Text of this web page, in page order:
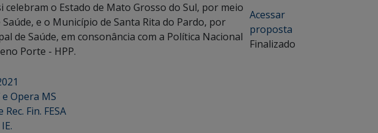
celebram o Estado de Mato Grosso do Sul, por meio
e o Município de Santa Rita do Pardo, por
de Saúde, em consonância com a Política Nacional
Porte - HPP.
Acessar
proposta
Finalizado
e Opera MS
Fin. FESA